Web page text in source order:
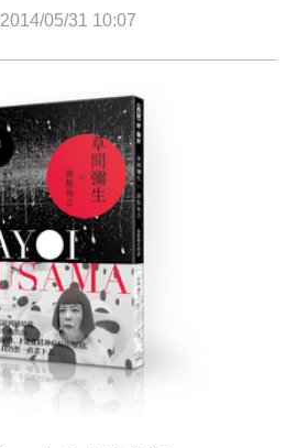
2014/05/31 10:07